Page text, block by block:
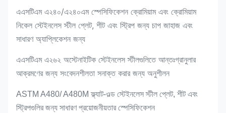
এএসটিএম এ২৪০/এ২৪০এম স্পেসিফিকেশন ক্রোমিয়াম এবং ক্রোমিয়াম
নিকেল স্টেইনলেস স্টীল প্লেট, শীট এবং স্ট্রিপ জন্য চাপ জাহাজ এবং
সাধারণ অ্যাপ্লিকেশন জন্য
এএসটিএম এ২৬২ অস্টেনাইটিক স্টেইনলেস স্টীলগুলিতে আন্তঃগ্রানুলার
আক্রমণের জন্য সংবেদনশীলতা সনাক্ত করার জন্য অনুশীলন
ASTM A480/ A480M ফ্ল্যাট-ওল্ড স্টেইনলেস স্টীল প্লেট, শীট এবং
স্ট্রিপগুলির জন্য সাধারণ প্রয়োজনীয়তার স্পেসিফিকেশন